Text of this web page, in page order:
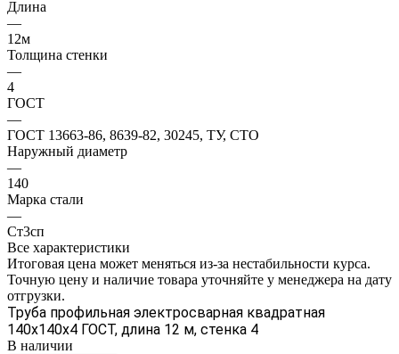
Длина
—
12м
Толщина стенки
—
4
ГОСТ
—
ГОСТ 13663-86, 8639-82, 30245, ТУ, СТО
Наружный диаметр
—
140
Марка стали
—
Ст3сп
Все характеристики
Итоговая цена может меняться из-за нестабильности курса.
Точную цену и наличие товара уточняйте у менеджера на дату
отгрузки.
Труба профильная электросварная квадратная
140х140х4 ГОСТ, длина 12 м, стенка 4
В наличии